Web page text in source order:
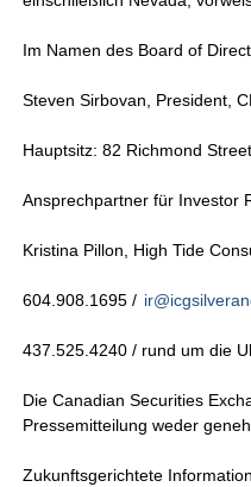
Im Namen des Board of
Steven Sirbovan, President,
Hauptsitz: 82 Richmond
Ansprechpartner für Investor
Kristina Pillon, High Tide
604.908.1695 /
437.525.4240 / rund um die
Die Canadian Securities
Pressemitteilung weder
Zukunftsgerichtete